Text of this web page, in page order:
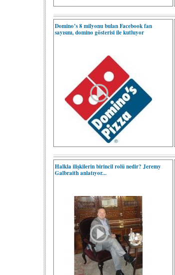
Domino’s 8 milyonu bulan Facebook fan
sayısını, domino gösterisi ile kutluyor
Halkla ilişkilerin birincil rolü nedir? Jeremy
Galbraith anlatıyor...